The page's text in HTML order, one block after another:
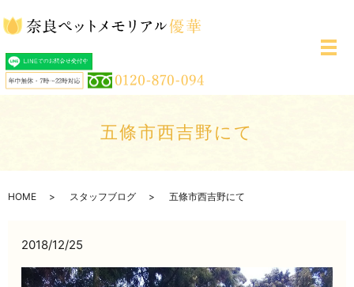
メ
五條市西吉野にて
HOME スタッフブログ 五條市西吉野にて
2018/12/25